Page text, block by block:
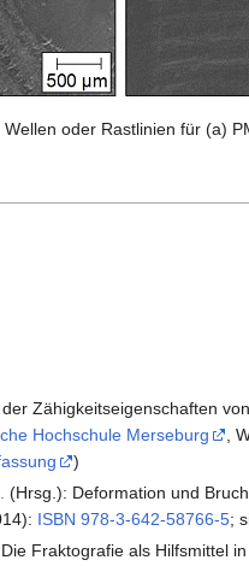
oder Rastlinien für (a)
Zähigkeitseigenschaften
Hochschule Merseburg
,
)
(Hrsg.): Deformation und
ISBN 978-3-642-58766-5;
Fraktografie als Hilfsmittel